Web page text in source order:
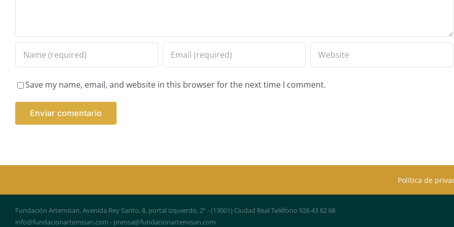
Save my name, email, and website in this browser for the next time I comment.
Política de
Fundación Artemisan. Avenida Rey Santo, 8, portal izquierdo, 2º - (13001) Ciudad Real Teléfono 926 43 82 68
info@fundacionartemisan.com - prensa@fundacionartemisan.com